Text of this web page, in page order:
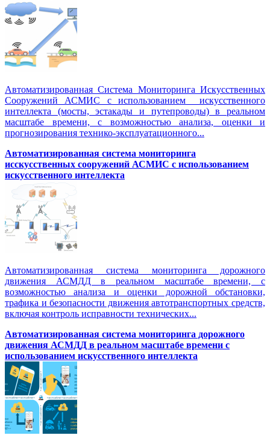
Автоматизированная Система Мониторинга Искусственных
Сооружений АСМИС с использованием искусственного
интеллекта (мосты, эстакады и путепроводы) в реальном
масштабе времени, с возможностью анализа, оценки и
прогнозирования технико-эксплуатационного...
Автоматизированная система мониторинга
исскусственных сооружений АСМИС с использованием
искусственного интеллекта
Автоматизированная система мониторинга дорожного
движения АСМДД в реальном масштабе времени, с
возможностью анализа и оценки дорожной обстановки,
трафика и безопасности движения автотранспортных средств,
включая контроль исправности технических...
Автоматизированная cистема мониторинга дорожного
движения АСМДД в реальном масштабе времени с
использованием искусственного интеллекта